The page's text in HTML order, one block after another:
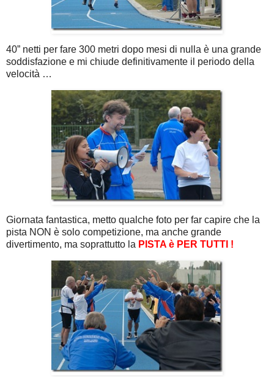
40” netti per fare 300 metri dopo mesi di nulla è una grande
soddisfazione e mi chiude definitivamente il periodo della
velocità …
Giornata fantastica, metto qualche foto per far capire che la
pista NON è solo competizione, ma anche grande
divertimento, ma soprattutto la PISTA è PER TUTTI !